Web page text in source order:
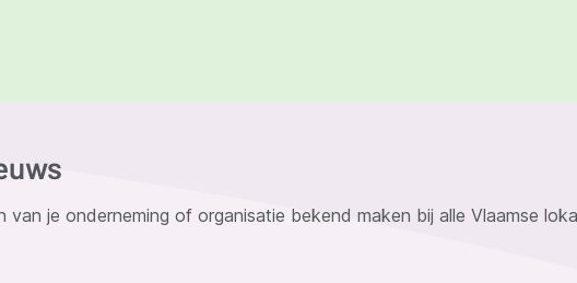
je onderneming of organisatie bekend maken bij alle Vlaamse